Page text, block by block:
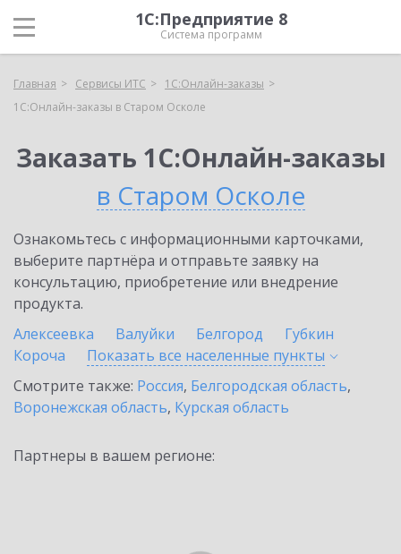
1С:Предприятие 8
Система программ
Главная Сервисы ИТС
1С:Онлайн-заказы
1С:Онлайн-заказы в Старом Осколе
Заказать 1С:Онлайн-заказы
в Старом Осколе
Ознакомьтесь с информационными карточками,
выберите партнёра и отправьте заявку на
консультацию, приобретение или внедрение
продукта.
Алексеевка
Валуйки Белгород
Губкин
Короча
Показать все населенные пункты
Смотрите также: Россия, Белгородская область,
Воронежская область, Курская область
Партнеры в вашем регионе: